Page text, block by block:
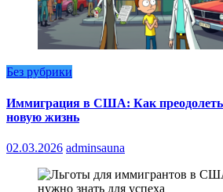
Без рубрики
Иммиграция в США: Как преодолеть
новую жизнь
02.03.2026 adminsauna